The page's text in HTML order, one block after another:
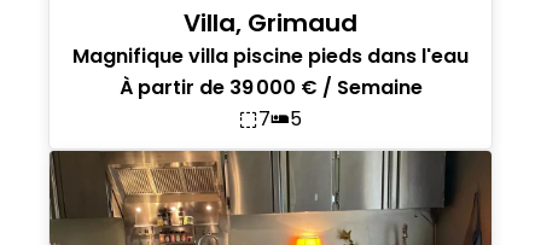
Villa, Grimaud
Magnifique villa piscine pieds dans l'eau
À partir de 39 000 € / Semaine
7
5